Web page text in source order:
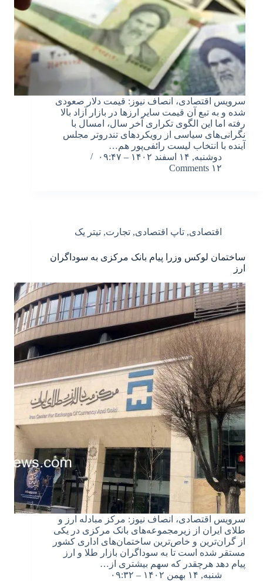
سرویس اقتصادی، انصاف نیوز: قیمت دلار صعودی
شده و به تبع آن قیمت سایر ارزها در بازار آزاد بالا
رفته اما این الگوی تکراری آخر سال، امسال با
نگرانی‌های سیاسی از رویکردهای تندروتر مجلس
آینده با انتخاب لیست رائفی‌پور هم…
دوشنبه, ۱۴ اسفند ۱۴۰۲ – ۰۹:۴۷
۱۲ Comments
اقتصادی, تاپ اقتصادی, تجارت, تیتر یک
ساختمان لوکس وزرا پیام بانک مرکزی به سوداگران
ارز
سرویس اقتصادی، انصاف نیوز: مرکز مبادله ارز و
طلای ایران از زیرمجموعه‌های بانک مرکزی در یکی
از گران‌ترین و خاص‌ترین ساختمان‌های اداری کشور
مستقر شده است تا به سوداگران بازار طلا و ارز
پیام دهد هرچقدر که سهم بیشتری از…
شنبه, ۱۴ بهمن ۱۴۰۲ – ۰۹:۳۲